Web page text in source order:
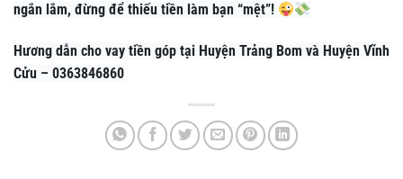
ngắn lắm, đừng để thiếu tiền làm bạn “mệt”!
Hương dẫn cho vay tiền góp tại Huyện Trảng Bom và Huyện Vĩnh
Cửu – 0363846860